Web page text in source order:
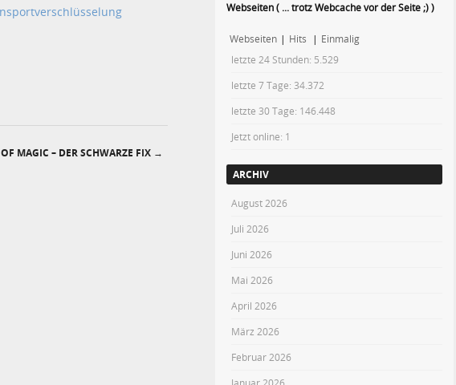
MAGIC – DER SCHWARZE FIX →
Webseiten ( ... trotz Webcache vor der Seite ;) )
Webseiten | Hits | Einmalig
letzte 24 Stunden: 5.529
letzte 7 Tage: 34.372
letzte 30 Tage: 146.448
Jetzt online: 1
ARCHIV
August 2026
Juli 2026
Juni 2026
Mai 2026
April 2026
März 2026
Februar 2026
Januar 2026